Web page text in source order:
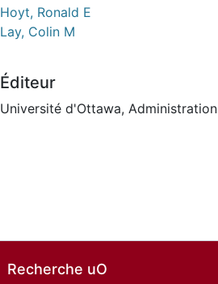
Hoyt, Ronald E
Lay, Colin M
Éditeur
Université d'Ottawa, Administration
Recherche uO